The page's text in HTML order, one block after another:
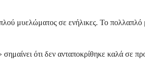
μυελώματος σε ενήλικες. Το
ότι δεν ανταποκρίθηκε καλά σε